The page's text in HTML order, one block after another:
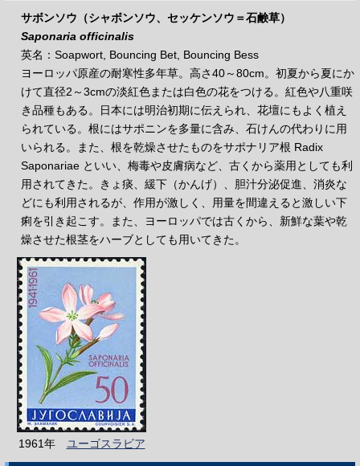
サボンソウ（シャボンソウ、セッケンソウ＝石鹸草）
Saponaria officinalis
英名：Soapwort, Bouncing Bet, Bouncing Bess
ヨーロッパ原産の耐寒性多年草。高さ40～80cm。初夏から夏にか
けて直径2～3cmの淡紅色または白色の花をつける。紅色や八重咲
き品種もある。日本には明治初期に伝えられ、花壇にもよく植え
られている。根にはサポニンを多量に含み、石けんの代わりに用
いられる。また、根を乾燥させたものをサポナリア根 Radix
Saponariae といい、梅毒や皮膚病など、古くから薬用としても利
用されてきた。きょ痰、緩下（かんげ）、胆汁分泌促進、消炎な
どにも利用されるが、作用が激しく、用量を間違えると激しい下
痢を引き起こす。また、ヨーロッパでは古くから、新鮮な葉や乾
燥させた根茎をハーブとしても用いてきた。
1961年 ユーゴスラビア